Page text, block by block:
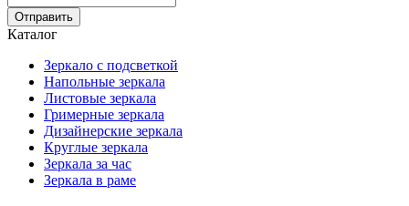
Каталог
Зеркало с подсветкой
Напольные зеркала
Листовые зеркала
Гримерные зеркала
Дизайнерские зеркала
Круглые зеркала
Зеркала за час
Зеркала в раме